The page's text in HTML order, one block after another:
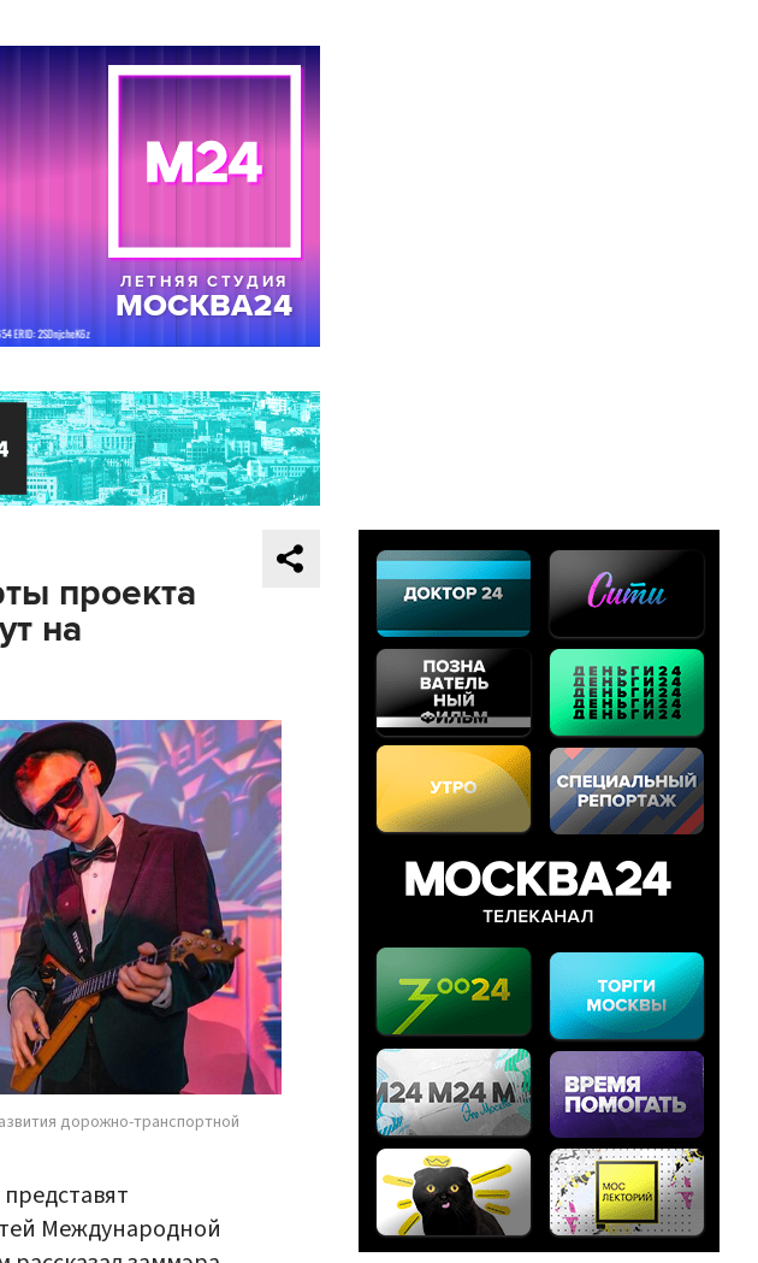
проекта
на
дорожно-транспортной
Международной